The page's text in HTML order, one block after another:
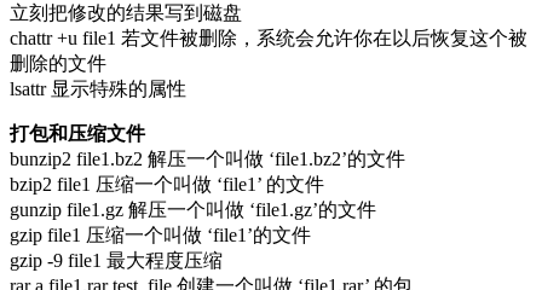
立刻把修改的结果写到磁盘
chattr +u file1 若文件被删除，系统会允许你在以后恢复这个被
删除的文件
lsattr 显示特殊的属性
打包和压缩文件
bunzip2 file1.bz2 解压一个叫做 ‘file1.bz2’的文件
bzip2 file1 压缩一个叫做 ‘file1’ 的文件
gunzip file1.gz 解压一个叫做 ‘file1.gz’的文件
gzip file1 压缩一个叫做 ‘file1’的文件
gzip -9 file1 最大程度压缩
rar a file1.rar test_file 创建一个叫做 ‘file1.rar’ 的包